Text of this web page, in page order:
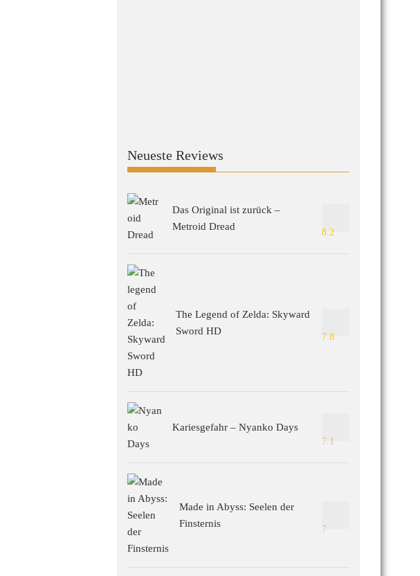
Neueste Reviews
Das Original ist zurück –
Metroid Dread
8.2
The Legend of Zelda: Skyward
Sword HD
7.8
Kariesgefahr – Nyanko Days
7.1
Made in Abyss: Seelen der
Finsternis
7